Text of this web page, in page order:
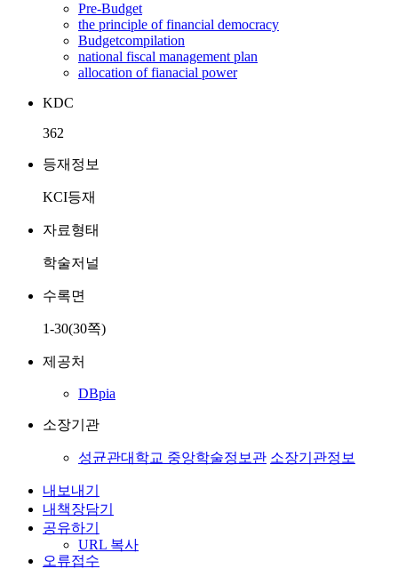
Pre-Budget
the principle of financial democracy
Budgetcompilation
national fiscal management plan
allocation of fianacial power
KDC
362
등재정보
KCI등재
자료형태
학술저널
수록면
1-30(30쪽)
제공처
DBpia
소장기관
성균관대학교 중앙학술정보관 소장기관정보
내보내기
내책장담기
공유하기
URL 복사
오류접수